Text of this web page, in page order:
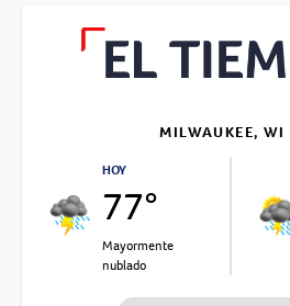
MILWAUKEE, WI
HOY
77°
Mayormente
nublado